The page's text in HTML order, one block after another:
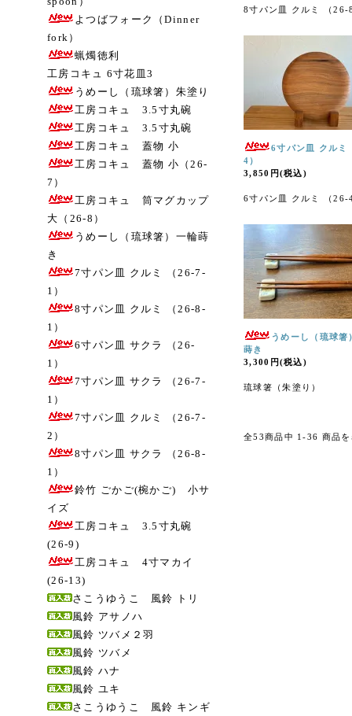
よつばフォーク（Dinner
fork）
蝋燭徳利
工房コキュ 6寸花皿3
うめーし（琉球箸）朱塗り
工房コキュ 3.5寸丸碗
工房コキュ 3.5寸丸碗
工房コキュ 蓋物 小
工房コキュ 蓋物 小（26-
7）
工房コキュ 筒マグカップ
大（26-8）
うめーし（琉球箸）一輪蒔
き
7寸パン皿 クルミ （26-7-
1）
8寸パン皿 クルミ （26-8-
1）
6寸パン皿 サクラ （26-
1）
7寸パン皿 サクラ （26-7-
1）
7寸パン皿 クルミ （26-7-
2）
8寸パン皿 サクラ （26-8-
1）
鈴竹 ごかご(椀かご) 小サ
イズ
工房コキュ 3.5寸丸碗
(26-9)
工房コキュ 4寸マカイ
(26-13)
さこうゆうこ 風鈴 トリ
風鈴 アサノハ
風鈴 ツバメ２羽
風鈴 ツバメ
風鈴 ハナ
風鈴 ユキ
さこうゆうこ 風鈴 キンギ
8寸パン皿 クルミ （26-
6寸パン皿 クルミ
4）
3,850円(税込)
6寸パン皿 クルミ （26-
うめーし（琉球箸
蒔き
3,300円(税込)
琉球箸（朱塗り）
全53商品中 1-36 商品